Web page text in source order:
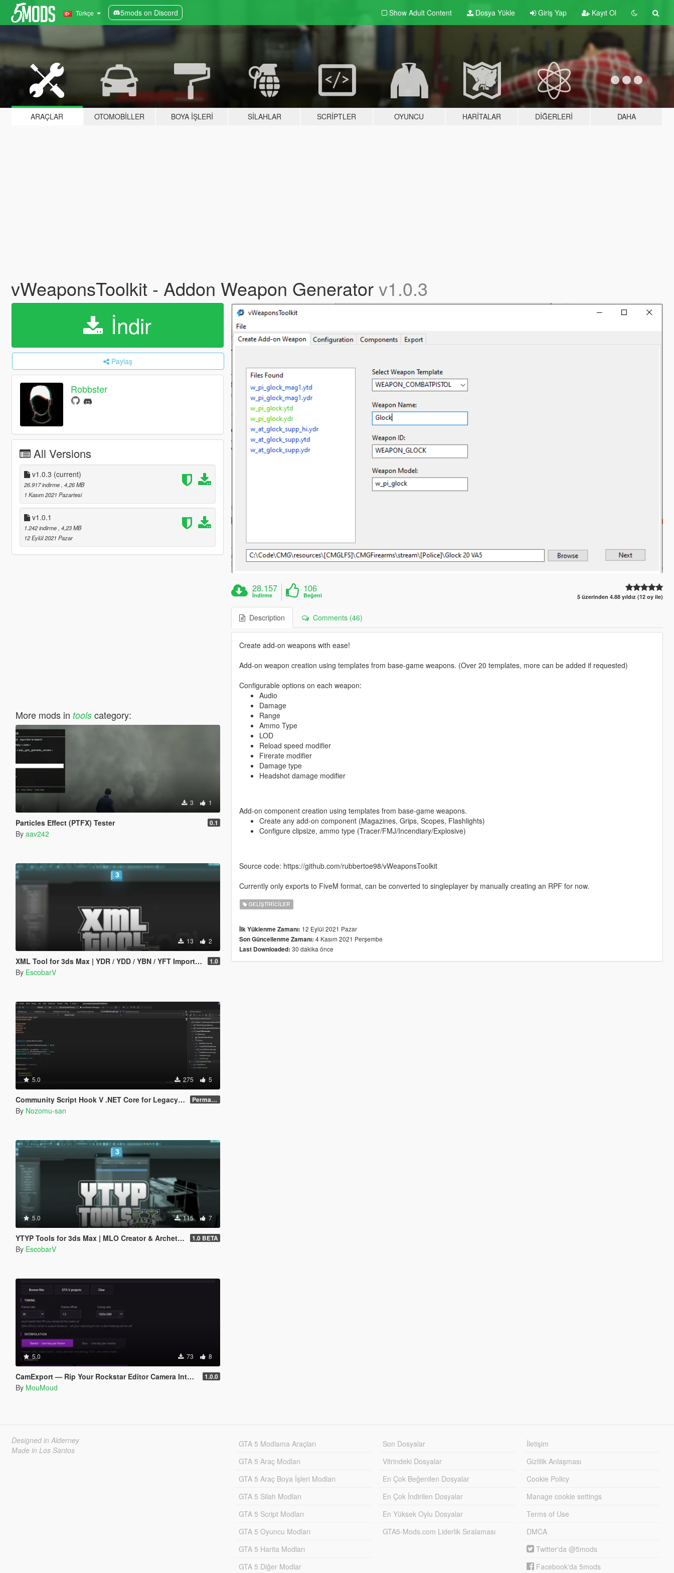
Türkçe 5mods on Discord Show Adult Content Dosya Yükle Giriş Yap Kayıt Ol
ARAÇLAR OTOMOBILLER BOYA İŞLERI SILAHLAR SCRIPTLER OYUNCU HARITALAR DIĞERLERI DAHA
vWeaponsToolkit - Addon Weapon Generatorv1.0.3
İndir
Paylaş
Robbster
All Versions
v1.0.3 (current)
26.917 indirme , 4,26 MB
1 Kasım 2021 Pazartesi
v1.0.1
1.242 indirme , 4,23 MB
12 Eylül 2021 Pazar
More mods in toolscategory:
3 1
Particles Effect (PTFX) Tester 0.1
By aav242
13 2
XML Tool for 3ds Max | YDR / YDD / YBN / YFT Importer & Exporter 1.0
By EscobarV
5.0 275 5
Community Script Hook V .NET Core for Legacy & Enhanced [ .NET Core ] Permanent Link
By Nozomu-san
5.0 115 7
YTYP Tools for 3ds Max | MLO Creator & Archetype Creator 1.0 BETA
By EscobarV
5.0 73 8
CamExport — Rip Your Rockstar Editor Camera Into Blender & After Effects 1.0.0
By MouMoud
28.157
İndirme
106
Beğeni 5 üzerinden 4.88 yıldız (12 oy ile)
Description Comments (46)
Create add-on weapons with ease!
Add-on weapon creation using templates from base-game weapons. (Over 20 templates, more can be added if requested)
Configurable options on each weapon:
Audio
Damage
Range
Ammo Type
LOD
Reload speed modifier
Firerate modifier
Damage type
Headshot damage modifier
Add-on component creation using templates from base-game weapons.
Create any add-on component (Magazines, Grips, Scopes, Flashlights)
Configure clipsize, ammo type (Tracer/FMJ/Incendiary/Explosive)
Source code: https://github.com/rubbertoe98/vWeaponsToolkit
Currently only exports to FiveM format, can be converted to singleplayer by manually creating an RPF for now.
GELIŞTIRICILER
İlk Yüklenme Zamanı: 12 Eylül 2021 Pazar
Son Güncellenme Zamanı: 4 Kasım 2021 Perşembe
Last Downloaded: 30 dakika önce
Designed in Alderney
Made in Los Santos
GTA 5 Modlama Araçları
GTA 5 Araç Modları
GTA 5 Araç Boya İşleri Modları
GTA 5 Silah Modları
GTA 5 Script Modları
GTA 5 Oyuncu Modları
GTA 5 Harita Modları
GTA 5 Diğer Modlar
Son Dosyalar
Vitrindeki Dosyalar
En Çok Beğenilen Dosyalar
En Çok İndirilen Dosyalar
En Yüksek Oylu Dosyalar
GTA5-Mods.com Liderlik Sıralaması
İletişim
Gizlilik Anlaşması
Cookie Policy
Manage cookie settings
Terms of Use
DMCA
Twitter'da @5mods
Facebook'da 5mods